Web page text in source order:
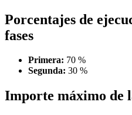
Porcentajes de
fases
Primera: 70 %
Segunda: 30 %
Importe máximo de